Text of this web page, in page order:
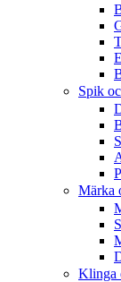
Spik
Märka
Klinga